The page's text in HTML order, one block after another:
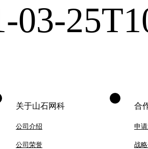
03-
关于山石网科
公司介绍
公司荣誉
合
申
战